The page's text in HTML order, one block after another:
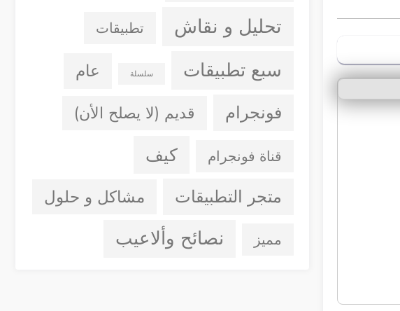
تحليل و نقاش تطبيقات
سبع تطبيقات سلسلة عام
فونجرام قديم (لا يصلح الأن)
قناة فونجرام كيف
متجر التطبيقات مشاكل و حلول
مميز نصائح وألاعيب